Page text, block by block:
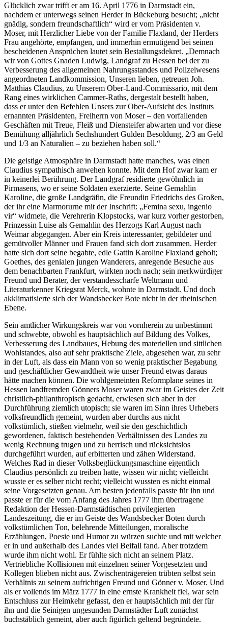
Glücklich zwar trifft er am 16. April 1776 in Darmstadt ein,
nachdem er unterwegs seinen Herder in Bückeburg besucht; „nicht
gnädig, sondern freundschaftlich“ wird er vom Präsidenten v.
Moser, mit Herzlicher Liebe von der Familie Flaxland, der Herders
Frau angehörte, empfangen, und immerhin ermutigend bei seinen
bescheidenen Ansprüchen lautet sein Bestallungsdekret. „Demnach
wir von Gottes Gnaden Ludwig, Landgraf zu Hessen bei der zu
Verbesserung des allgemeinen Nahrungsstandes und Polizeiwesens
angeordneten Landkommission, Unseren lieben, getreuen Joh.
Matthias Claudius, zu Unserem Ober-Land-Commissario, mit dem
Rang eines wirklichen Cammer-Raths, dergestalt bestellt haben,
dass er unter den Befehlen Unsers zur Ober-Aufsicht des Instituts
ernannten Präsidenten, Freiherrn von Moser – den vorfallenden
Geschäften mit Treue, Fleiß und Diensteifer abwarten und vor diese
Bemühung alljährlich Sechshundert Gulden Besoldung, 2/3 an Geld
und 1/3 an Naturalien – zu beziehen haben soll.“
Die geistige Atmosphäre in Darmstadt hatte manches, was einen
Claudius sympathisch anwehen konnte. Mit dem Hof zwar kam er
in keinerlei Berührung. Der Landgraf residierte gewöhnlich in
Pirmasens, wo er seine Soldaten exerzierte. Seine Gemahlin
Karoline, die große Landgräfin, die Freundin Friedrichs des Großen,
der ihr eine Marmorurne mit der Inschrift: „Femina sexu, ingenio
vir“ widmete, die Verehrerin Klopstocks, war kurz vorher gestorben,
Prinzessin Luise als Gemahlin des Herzogs Karl August nach
Weimar abgegangen. Aber ein Kreis interessanter, gebildeter und
gemütvoller Männer und Frauen fand sich dort zusammen. Herder
hatte sich dort seine begabte, edle Gattin Karoline Flaxland geholt;
Goethes, des genialen jungen Wanderers, anregende Besuche aus
dem benachbarten Frankfurt, wirkten noch nach; sein merkwürdiger
Freund und Berater, der verstandesscharfe Weltmann und
Literaturkenner Kriegsrat Merck, wohnte in Darmstadt. Und doch
akklimatisierte sich der Wandsbecker Bote nicht in der rheinischen
Ebene.
Sein amtlicher Wirkungskreis war von vornherein zu unbestimmt
und schwebte, obwohl es hauptsächlich auf Bildung des Volkes,
Verbesserung des Landbaues, Hebung des materiellen und sittlichen
Wohlstandes, also auf sehr praktische Ziele, abgesehen war, zu sehr
in der Luft, als dass ein Mann von so wenig praktischer Begabung
und geschäftlicher Gewandtheit wie unser Freund etwas daraus
hätte machen können. Die wohlgemeinten Reformplane seines in
Hessen landfremden Gönners Moser waren zwar im Geistes der Zeit
christlich-philanthropisch gedacht, erwiesen sich aber in der
Durchführung ziemlich utopisch; sie waren im Sinn ihres Urhebers
volksfreundlich gemeint, wurden aber durchs aus nicht
volkstümlich, stießen vielmehr, weil sie den geschichtlich
gewordenen, faktisch bestehenden Verhältnissen des Landes zu
wenig Rechnung trugen und zu herrisch und rücksichtslos
durchgeführt wurden, auf erbitterten und zähen Widerstand.
Welches Rad in dieser Volksbeglückungsmaschine eigentlich
Claudius persönlich zu treiben hatte, wissen wir nicht; vielleicht
wusste er es selber nicht recht; vielleicht wussten es nicht einmal
seine Vorgesetzten genau. Am besten jedenfalls passte für ihn und
passte er für die vom Anfang des Jahres 1777 ihm übertragene
Redaktion der Hessen-Darmstädtischen privilegierten
Landeszeitung, die er im Geiste des Wandsbecker Boten durch
volkstümlichen Ton, belehrende Mitteilungen, moralische
Erzählungen, Poesie und Humor zu würzen suchte und mit welcher
er in und außerhalb des Landes viel Beifall fand. Aber trotzdem
wurde ihm nicht wohl. Er fühlte sich nicht an seinem Platz.
Vertriebliche Kollisionen mit einzelnen seiner Vorgesetzten und
Kollegen blieben nicht aus. Zwischenträgereien trübten selbst sein
Verhältnis zu seinem aufrichtigen Freund und Gönner v. Moser. Und
als er vollends im März 1777 in eine ernste Krankheit fiel, war sein
Entschluss zur Heimkehr gefasst, den er hauptsächlich mit der für
ihn und die Seinigen ungesunden Darmstädter Luft zunächst
buchstäblich gemeint, aber auch figürlich geltend begründete.